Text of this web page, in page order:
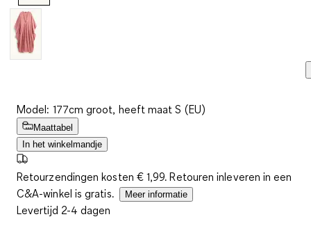
Model: 177cm groot, heeft maat S (EU)
Maattabel
In het winkelmandje
Retourzendingen kosten € 1,99. Retouren inleveren in een
C&A-winkel is gratis.
Meer informatie
Levertijd 2-4 dagen